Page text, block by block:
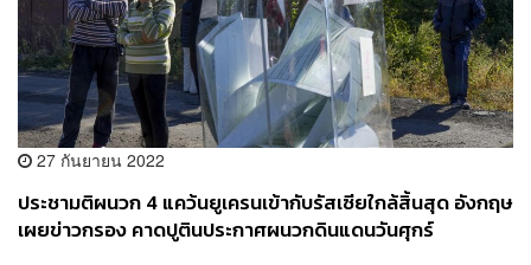
27 กันยายน 2022
ประชามติผนวก 4 แคว้นยูเครนเข้ากับรัสเซียใกล้สิ้นสุด อังกฤษ
เผยข่าวกรอง คาดปูตินประกาศผนวกดินแดนวันศุกร์